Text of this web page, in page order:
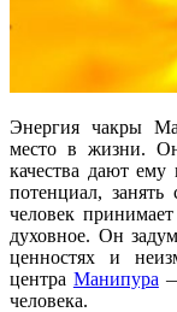
Энергия чакры
место в жизни.
качества дают ему
потенциал,
человек
духовное. Он
ценностях и
центра Манипура
человека.